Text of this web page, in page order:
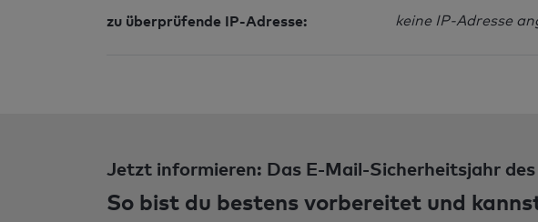
zu überprüfende IP-Adresse: keine IP-Adresse
Jetzt informieren: Das E-Mail-Sicherheitsjahr des
So bist du bestens vorbereitet und